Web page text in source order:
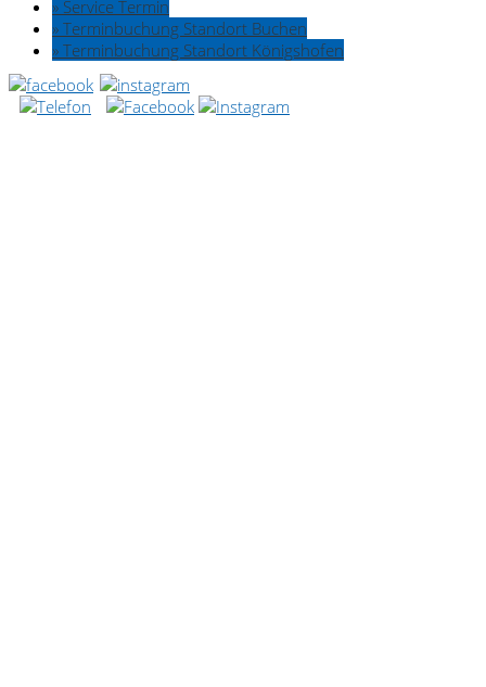
» Service Termin
» Terminbuchung Standort Buchen
» Terminbuchung Standort Königshofen